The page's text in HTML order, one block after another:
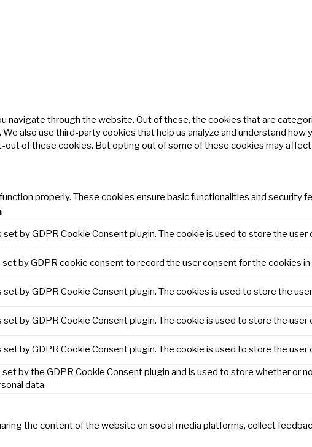
navigate through the website. Out of these, the cookies that are
also use third-party cookies that help us analyze and understand
of these cookies. But opting out of some of these cookies may
properly. These cookies ensure basic functionalities and security
set by GDPR Cookie Consent plugin. The cookie is used to store the
set by GDPR cookie consent to record the user consent for the cookies
set by GDPR Cookie Consent plugin. The cookies is used to store the
set by GDPR Cookie Consent plugin. The cookie is used to store the
set by GDPR Cookie Consent plugin. The cookie is used to store the
set by the GDPR Cookie Consent plugin and is used to store whether or
data.
the content of the website on social media platforms, collect